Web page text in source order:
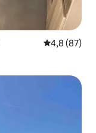
Μέση
4,8 (87)